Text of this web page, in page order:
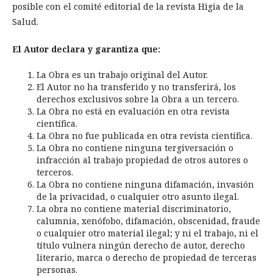
posible con el comité editorial de la revista Higia de la
Salud.
El Autor declara y garantiza que:
La Obra es un trabajo original del Autor.
El Autor no ha transferido y no transferirá, los
derechos exclusivos sobre la Obra a un tercero.
La Obra no está en evaluación en otra revista
científica.
La Obra no fue publicada en otra revista científica.
La Obra no contiene ninguna tergiversación o
infracción al trabajo propiedad de otros autores o
terceros.
La Obra no contiene ninguna difamación, invasión
de la privacidad, o cualquier otro asunto ilegal.
La obra no contiene material discriminatorio,
calumnia, xenófobo, difamación, obscenidad, fraude
o cualquier otro material ilegal; y ni el trabajo, ni el
título vulnera ningún derecho de autor, derecho
literario, marca o derecho de propiedad de terceras
personas.